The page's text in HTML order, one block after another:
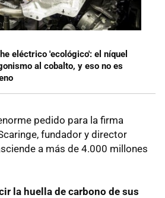
eléctrico 'ecológico': el níquel
al cobalto, y eso no es
pedido para la firma
fundador y director
a más de 4.000 millones
la huella de carbono de sus